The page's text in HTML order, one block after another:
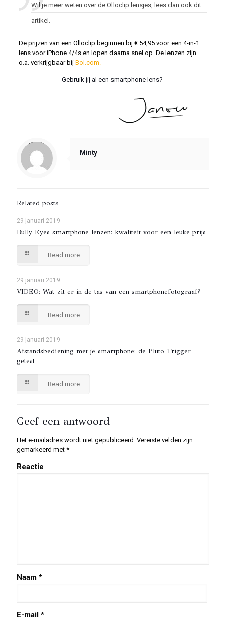
Wil je meer weten over de Olloclip lensjes, lees dan ook dit
artikel.
De prijzen van een Olloclip beginnen bij € 54,95 voor een 4-in-1
lens voor iPhone 4/4s en lopen daarna snel op. De lenzen zijn
o.a. verkrijgbaar bij Bol.com.
Gebruik jij al een smartphone lens?
Notice
: Trying to access array offset on value of type null in
/var/www/vhosts/foonfoto.nl/httpdocs/wp-content/themes/betheme/includes/content-single.php
on line286
Minty
Related posts
29 januari 2019
Bully Eyes smartphone lenzen: kwaliteit voor een leuke prijs
Read more
29 januari 2019
VIDEO: Wat zit er in de tas van een smartphonefotograaf?
Read more
29 januari 2019
Afstandsbediening met je smartphone: de Pluto Trigger
getest
Read more
Geef een antwoord
Het e-mailadres wordt niet gepubliceerd. Vereiste velden zijn
gemarkeerd met *
Reactie
Naam *
E-mail *